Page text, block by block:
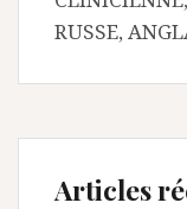
RUSSE,
Articles